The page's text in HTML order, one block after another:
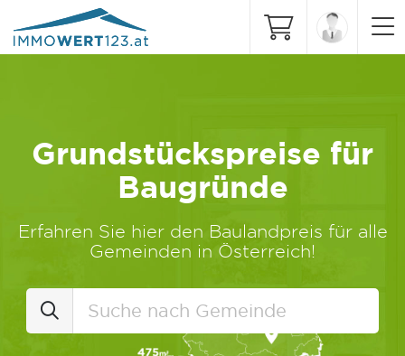
Grundstückspreise für
Baugründe
Erfahren Sie hier den Baulandpreis für alle
Gemeinden in Österreich!